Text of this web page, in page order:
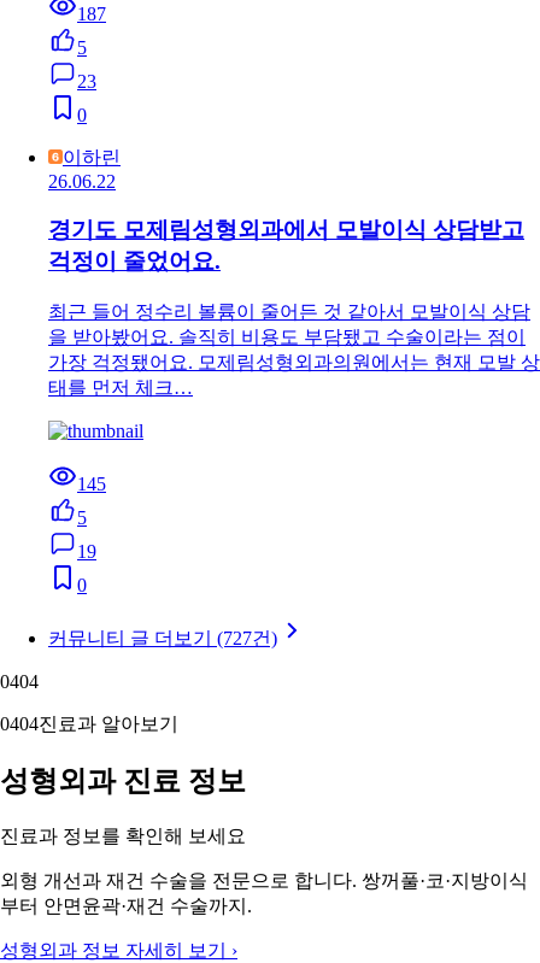
187
5
23
0
이하린
26.06.22
경기도 모제림성형외과에서 모발이식 상담받고
걱정이 줄었어요.
최근 들어 정수리 볼륨이 줄어든 것 같아서 모발이식 상담
을 받아봤어요. 솔직히 비용도 부담됐고 수술이라는 점이
가장 걱정됐어요. 모제림성형외과의원에서는 현재 모발 상
태를 먼저 체크…
145
5
19
0
커뮤니티 글 더보기 (727건)
0404
0404진료과 알아보기
성형외과 진료 정보
진료과 정보를 확인해 보세요
외형 개선과 재건 수술을 전문으로 합니다. 쌍꺼풀·코·지방이식
부터 안면윤곽·재건 수술까지.
성형외과 정보 자세히 보기 ›